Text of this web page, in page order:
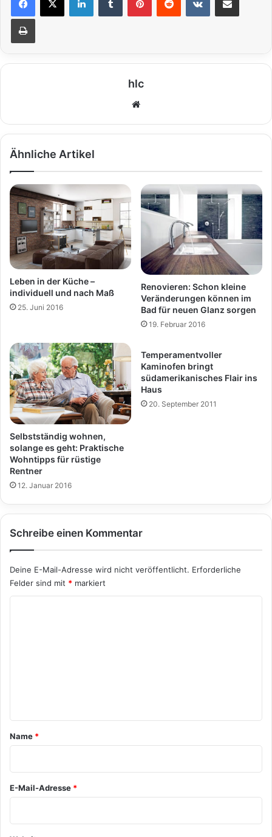
hlc
eit
Ähnliche Artikel
Leben in der Küche –
individuell und nach Maß
25. Juni 2016
Renovieren: Schon kleine
Veränderungen können im
Bad für neuen Glanz sorgen
19. Februar 2016
Selbstständig wohnen,
solange es geht: Praktische
Wohntipps für rüstige
Rentner
12. Januar 2016
Temperamentvoller
Kaminofen bringt
südamerikanisches Flair ins
Haus
20. September 2011
Schreibe einen Kommentar
Deine E-Mail-Adresse wird nicht veröffentlicht. Erforderliche
Felder sind mit * markiert
a
*
Name *
E-Mail-Adresse *